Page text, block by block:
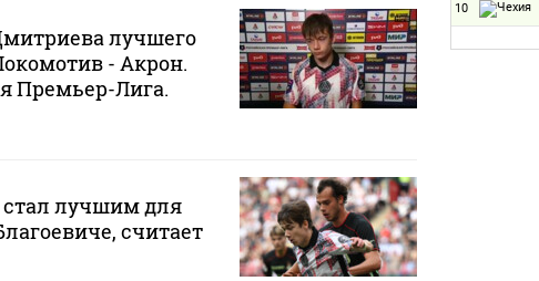
лучшего
- Акрон.
Премьер-Лига.
лучшим для
считает
10